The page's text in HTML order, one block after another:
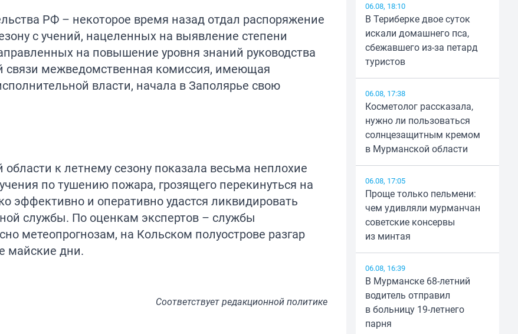
РФ – некоторое время назад отдал распоряжение
с учений, нацеленных на выявление степени
на повышение уровня знаний руководства
связи межведомственная комиссия, имеющая
власти, начала в Заполярье свою
к летнему сезону показала весьма неплохие
по тушению пожара, грозящего перекинуться на
эффективно и оперативно удастся ликвидировать
службы. По оценкам экспертов – службы
метеопрогнозам, на Кольском полуострове разгар
майские дни.
Соответствуетредакционной политике
06.08, 18:10
В Териберке двое суток
искали домашнего пса,
сбежавшего из-за петард
туристов
06.08, 17:38
Косметолог рассказала,
нужно ли пользоваться
солнцезащитным кремом
в Мурманской области
06.08, 17:05
Проще только пельмени:
чем удивляли мурманчан
советские консервы
из минтая
06.08, 16:39
В Мурманске 68-летний
водитель отправил
в больницу 19-летнего
парня